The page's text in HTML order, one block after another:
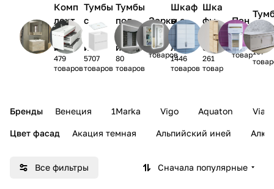
Комп
лект
мебел
и
479
товаров
Тумбы
с
раков
иной
5707
товаров
Тумбы
под
раков
ину
80
товаров
Зерка
ла
1150
товаров
Шкаф
ы с
зерка
лом
1446
товаров
Шка
фы
нав
есн
ые
261
товар
Пен
алы
1831
товар
-
107
Бренды Венеция 1Marka Vigo Aquaton Viant
Цвет фасад Акация темная Альпийский иней
Все фильтры Сначала популярные